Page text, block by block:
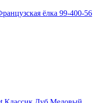
ёлка 99-400-56